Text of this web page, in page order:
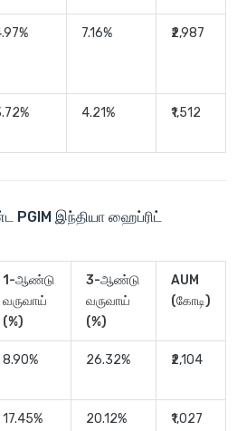
7.16% ₹2,987
4.21% ₹1,512
இந்தியா ஹைப்ரிட்
1-ஆண்டு
வருவாய்
(%)
3-ஆண்டு
வருவாய்
(%)
AUM
(கோடி)
8.90% 26.32% ₹2,104
17.45% 20.12% ₹1,027